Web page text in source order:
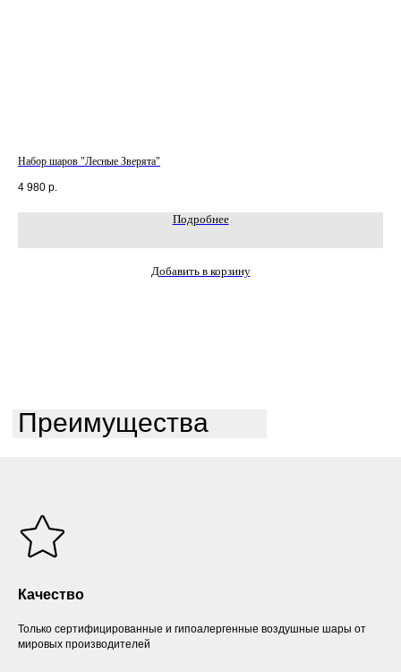
Набор шаров "Лесные Зверята"
4 980 р.
Подробнее
Добавить в корзину
Преимущества
Качество
Только сертифицированные и гипоалергенные воздушные шары от
мировых производителей